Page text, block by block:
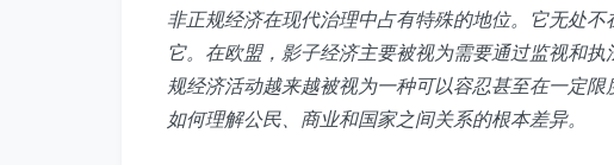
非正规经济在现代治理中占有特殊的地位。它无处
它。在欧盟，影子经济主要被视为需要通过监视和
规经济活动越来越被视为一种可以容忍甚至在一定
如何理解公民、商业和国家之间关系的根本差异。